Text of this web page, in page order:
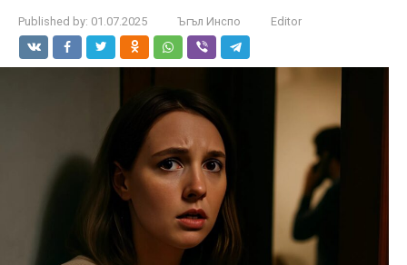
Published by: 01.07.2025 Ъгъл Инспо Editor